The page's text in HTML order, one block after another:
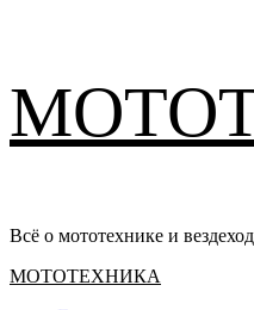
содержимому
Всё о мототехнике и
Основное
МОТОТЕХНИКА